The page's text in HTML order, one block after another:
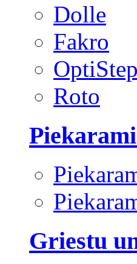
Dolle
Fakro
OptiStep
Roto
Griestu